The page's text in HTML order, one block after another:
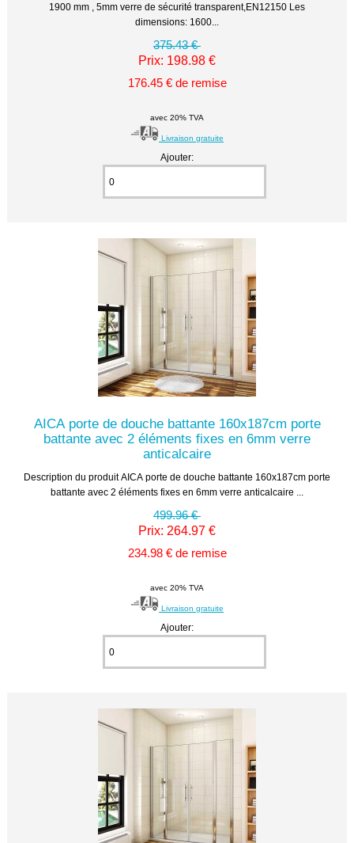
1900 mm , 5mm verre de sécurité transparent,EN12150 Les
dimensions: 1600...
375.43 €
Prix: 198.98 €
176.45 € de remise
avec 20% TVA
Livraison gratuite
Ajouter:
AICA porte de douche battante 160x187cm porte
battante avec 2 éléments fixes en 6mm verre
anticalcaire
Description du produit AICA porte de douche battante 160x187cm porte
battante avec 2 éléments fixes en 6mm verre anticalcaire ...
499.96 €
Prix: 264.97 €
234.98 € de remise
avec 20% TVA
Livraison gratuite
Ajouter: